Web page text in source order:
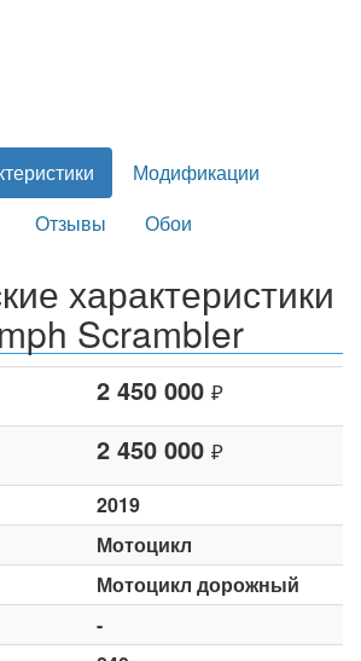
Модификации
Отзывы Обои
характеристики
Scrambler
2 450 000 ₽
2 450 000 ₽
2019
Мотоцикл
Мотоцикл дорожный
-